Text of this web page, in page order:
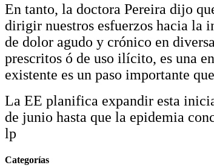
En tanto, la doctora Pereira dijo
dirigir nuestros esfuerzos hacia la
de dolor agudo y crónico en
prescritos ó de uso ilícito, es una
existente es un paso importante
La EE planifica expandir esta
de junio hasta que la epidemia
lp
Categorías